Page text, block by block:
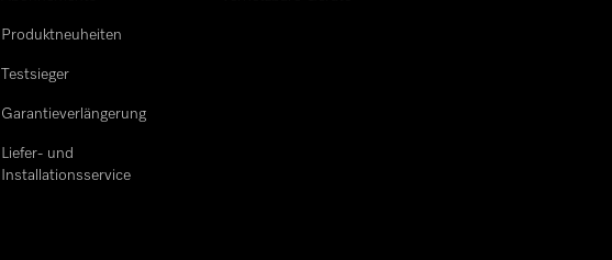
Produktneuheiten
Testsieger
Garantieverlängerung
Liefer- und
Installationsservice